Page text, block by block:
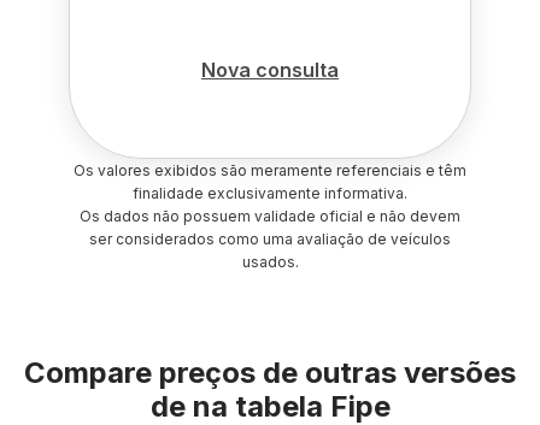
Nova consulta
Os valores exibidos são meramente referenciais e têm
finalidade exclusivamente informativa.
Os dados não possuem validade oficial e não devem
ser considerados como uma avaliação de veículos
usados.
Compare preços de outras versões
de na tabela Fipe